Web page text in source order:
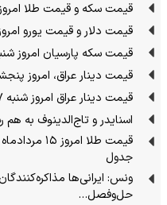
قیمت سکه و قیمت طلا امروز جمعه ۱۶ مرداد
قیمت دلار و قیمت یورو امروز جمعه ۱۶ مرداد
قیمت سکه پارسیان امروز شنبه ۱۷ مرداد ۱۴۰۵ / سکه ۱۰۰ سوت
قیمت دینار عراق، امروز پنجشنبه ۱۵
قیمت دینار عراق امروز شنبه ۱۷ مرداد ۱۴۰۵
اسنایدر و تاج‌الدینوف به
جدول
ونس: ایرانی‌ها
حل‌وفصل…